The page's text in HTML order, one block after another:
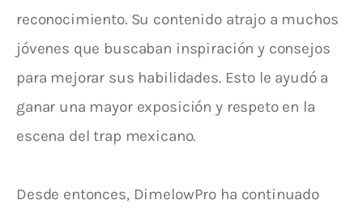
reconocimiento. Su contenido atrajo a muchos
jóvenes que buscaban inspiración y consejos
para mejorar sus habilidades. Esto le ayudó a
ganar una mayor exposición y respeto en la
escena del trap mexicano.
Desde entonces, DimelowPro ha continuado